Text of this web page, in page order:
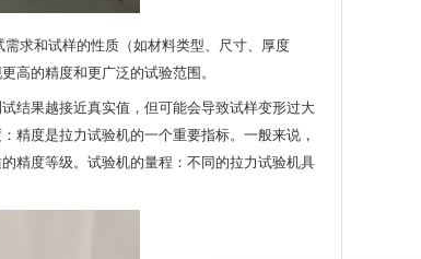
求和试样的性质（如材料类型、尺寸、厚度
高的精度和更广泛的试验范围。
结果越接近真实值，但可能会导致试样变形过大
精度是拉力试验机的一个重要指标。一般来说，
精度等级。试验机的量程：不同的拉力试验机具